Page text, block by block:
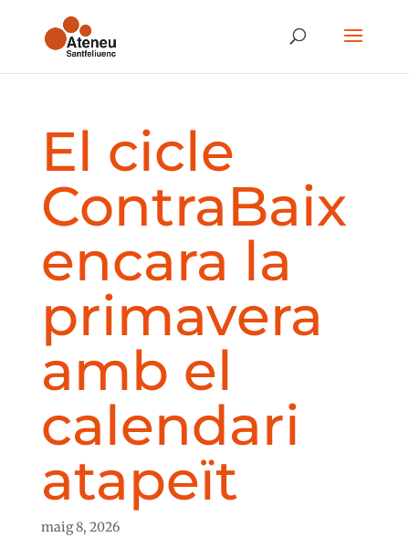
El cicle
ContraBaix
encara la
primavera
amb el
calendari
atapeït
maig 8, 2026